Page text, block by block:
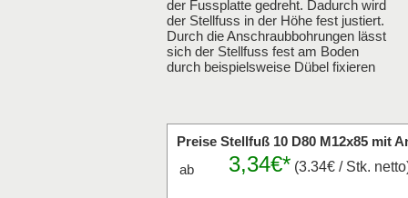
der Fussplatte gedreht. Dadurch wird
der Stellfuss in der Höhe fest justiert.
Durch die Anschraubbohrungen lässt
sich der Stellfuss fest am Boden
durch beispielsweise Dübel fixieren
Preise Stellfuß 10 D80 M12x85 mit
ab 3,34€* (3.34€ / Stk.